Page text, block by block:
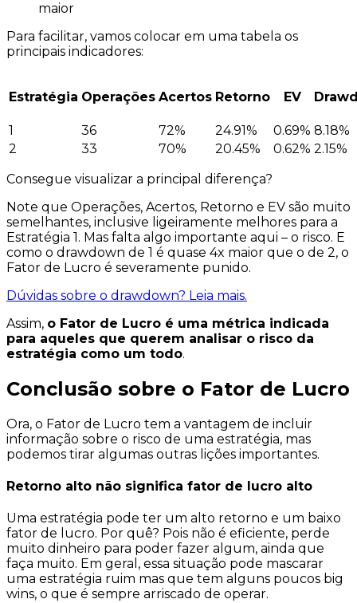
maior
Para facilitar, vamos colocar em uma tabela os
principais indicadores:
Estratégia Operações Acertos Retorno EV
1 36 72% 24.91% 0.69% 8.18%
2
33 70% 20.45% 0.62% 2.15%
Consegue visualizar a principal diferença?
Note que Operações, Acertos, Retorno e EV são muito
semelhantes, inclusive ligeiramente melhores para a
Estratégia 1. Mas falta algo importante aqui – o risco. E
como o drawdown de 1 é quase 4x maior que o de 2, o
Fator de Lucro é severamente punido.
Dúvidas sobre o drawdown? Leia mais.
Assim, o Fator de Lucro é uma métrica indicada
para aqueles que querem analisar o risco da
estratégia como um todo.
Conclusão sobre o Fator de Lucro
Ora, o Fator de Lucro tem a vantagem de incluir
informação sobre o risco de uma estratégia, mas
podemos tirar algumas outras lições importantes.
Retorno alto não significa fator de lucro alto
Uma estratégia pode ter um alto retorno e um baixo
fator de lucro. Por quê? Pois não é eficiente, perde
muito dinheiro para poder fazer algum, ainda que
faça muito. Em geral, essa situação pode mascarar
uma estratégia ruim mas que tem alguns poucos big
wins, o que é sempre arriscado de operar.